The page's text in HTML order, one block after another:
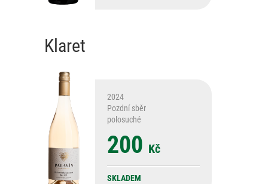
Klaret
2024
Pozdní sběr
polosuché
200 Kč
SKLADEM